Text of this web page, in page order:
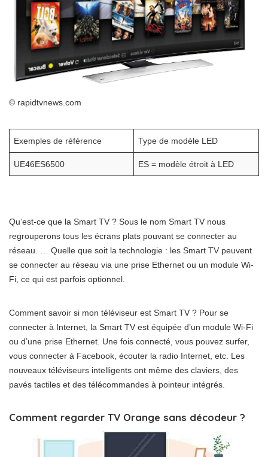
© rapidtvnews.com
Exemples de référence Type de modèle LED
UE46ES6500 ES = modèle étroit à LED
Qu’est-ce que la Smart TV ? Sous le nom Smart TV nous
regrouperons tous les écrans plats pouvant se connecter au
réseau. … Quelle que soit la technologie : les Smart TV peuvent
se connecter au réseau via une prise Ethernet ou un module Wi-
Fi, ce qui est parfois optionnel.
Comment savoir si mon téléviseur est Smart TV ? Pour se
connecter à Internet, la Smart TV est équipée d’un module Wi-Fi
ou d’une prise Ethernet. Une fois connecté, vous pouvez surfer,
vous connecter à Facebook, écouter la radio Internet, etc. Les
nouveaux téléviseurs intelligents ont même des claviers, des
pavés tactiles et des télécommandes à pointeur intégrés.
Comment regarder TV Orange sans décodeur ?